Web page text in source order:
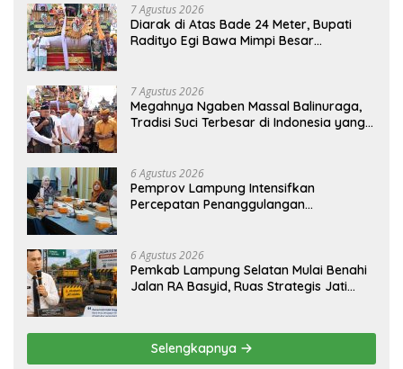
7 Agustus 2026
Diarak di Atas Bade 24 Meter, Bupati
Radityo Egi Bawa Mimpi Besar
7 Agustus 2026
Megahnya Ngaben Massal Balinuraga,
Tradisi Suci Terbesar di Indonesia yang
6 Agustus 2026
Pemprov Lampung Intensifkan
Percepatan Penanggulangan
6 Agustus 2026
Pemkab Lampung Selatan Mulai Benahi
Jalan RA Basyid, Ruas Strategis Jati
Selengkapnya